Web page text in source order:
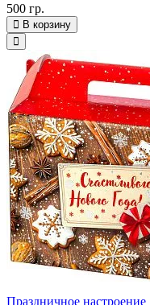
500 гр.
В корзину
Праздничное настроение